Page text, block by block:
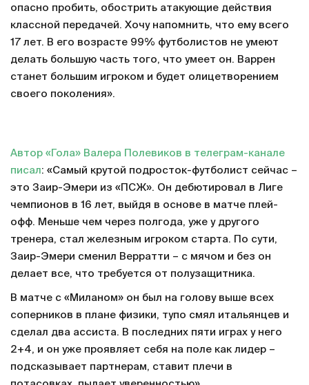
опасно пробить, обострить атакующие действия
классной передачей. Хочу напомнить, что ему всего
17 лет. В его возрасте 99% футболистов не умеют
делать большую часть того, что умеет он. Варрен
станет большим игроком и будет олицетворением
своего поколения».
Автор «Гола» Валера Полевиков в телеграм-канале
писал: «Самый крутой подросток-футболист сейчас –
это Заир-Эмери из «ПСЖ». Он дебютировал в Лиге
чемпионов в 16 лет, выйдя в основе в матче плей-
офф. Меньше чем через полгода, уже у другого
тренера, стал железным игроком старта. По сути,
Заир-Эмери сменил Верратти – с мячом и без он
делает все, что требуется от полузащитника.
В матче с «Миланом» он был на голову выше всех
соперников в плане физики, тупо смял итальянцев и
сделал два ассиста. В последних пяти играх у него
2+4, и он уже проявляет себя на поле как лидер –
подсказывает партнерам, ставит плечи в